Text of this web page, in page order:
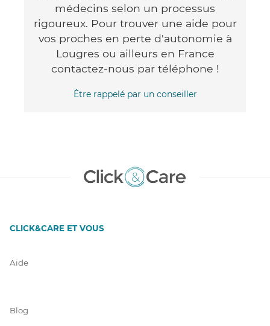
médecins selon un processus
rigoureux. Pour trouver une aide pour
vos proches en perte d'autonomie à
Lougres ou ailleurs en France
contactez-nous par téléphone !
Être rappelé par un conseiller
CLICK&CARE ET VOUS
Aide
Blog